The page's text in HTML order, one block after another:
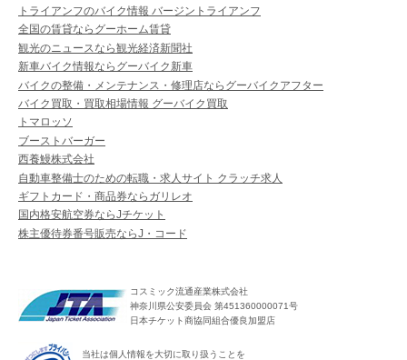
トライアンフのバイク情報 バージントライアンフ
全国の賃貸ならグーホーム賃貸
観光のニュースなら観光経済新聞社
新車バイク情報ならグーバイク新車
バイクの整備・メンテナンス・修理店ならグーバイクアフター
バイク買取・買取相場情報 グーバイク買取
トマロッソ
ブーストバーガー
西養鰻株式会社
自動車整備士のための転職・求人サイト クラッチ求人
ギフトカード・商品券ならガリレオ
国内格安航空券ならJチケット
株主優待券番号販売ならJ・コード
コスミック流通産業株式会社
神奈川県公安委員会 第451360000071号
日本チケット商協同組合優良加盟店
当社は個人情報を大切に取り扱うことを